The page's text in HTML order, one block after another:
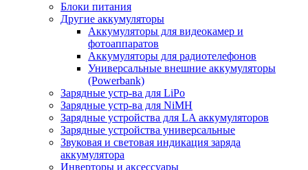
Блоки питания
Другие аккумуляторы
Аккумуляторы для видеокамер и
фотоаппаратов
Аккумуляторы для радиотелефонов
Универсальные внешние аккумуляторы
(Powerbank)
Зарядные устр-ва для LiPo
Зарядные устр-ва для NiMH
Зарядные устройства для LA аккумуляторов
Зарядные устройства универсальные
Звуковая и световая индикация заряда
аккумулятора
Инверторы и аксессуары